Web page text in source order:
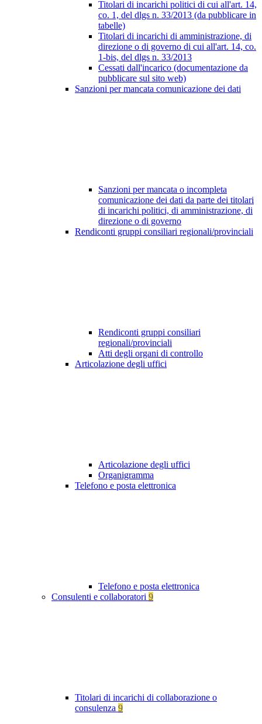
Titolari di incarichi politici di cui all'art. 14,
co. 1, del dlgs n. 33/2013 (da pubblicare in
tabelle)
Titolari di incarichi di amministrazione, di
direzione o di governo di cui all'art. 14, co.
1-bis, del dlgs n. 33/2013
Cessati dall'incarico (documentazione da
pubblicare sul sito web)
Sanzioni per mancata comunicazione dei dati
Sanzioni per mancata o incompleta
comunicazione dei dati da parte dei titolari
di incarichi politici, di amministrazione, di
direzione o di governo
Rendiconti gruppi consiliari regionali/provinciali
Rendiconti gruppi consiliari
regionali/provinciali
Atti degli organi di controllo
Articolazione degli uffici
Articolazione degli uffici
Organigramma
Telefono e posta elettronica
Telefono e posta elettronica
Consulenti e collaboratori 9
Titolari di incarichi di collaborazione o
consulenza 9